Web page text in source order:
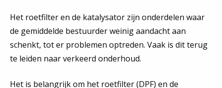
Het roetfilter en de katalysator zijn onderdelen waar
de gemiddelde bestuurder weinig aandacht aan
schenkt, tot er problemen optreden. Vaak is dit terug
te leiden naar verkeerd onderhoud.
Het is belangrijk om het roetfilter (DPF) en de